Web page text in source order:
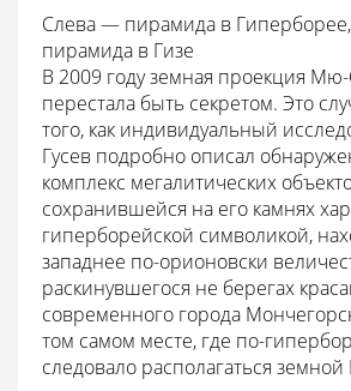
Слева — пирамида в
пирамида в Гизе
В 2009 году земная проекция
перестала быть секретом. Это
того, как индивидуальный
Гусев подробно описал
комплекс мегалитических
сохранившейся на его камнях
гиперборейской символикой,
западнее по-орионовски
раскинувшегося не берегах
современного города
том самом месте, где по-
следовало располагаться